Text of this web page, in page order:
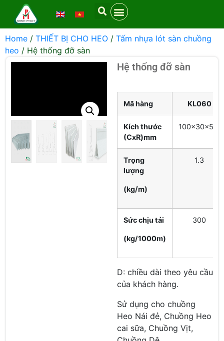
Home / THIẾT BỊ CHO HEO / Tấm nhựa lót sàn chuồng
heo / Hệ thống đỡ sàn
Hệ thống đỡ sàn
Mã hàng KL060
Kích thước
(CxR)mm
100×30×5.5
Trọng
lượng
(kg/m)
1.3
Sức chịu tải
(kg/1000m)
300
D: chiều dài theo yêu cầu
của khách hàng.
Sử dụng cho chuồng
Heo Nái đẻ, Chuồng Heo
cai sữa, Chuồng Vịt,